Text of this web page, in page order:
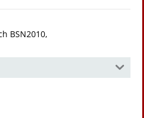
BSN2010,